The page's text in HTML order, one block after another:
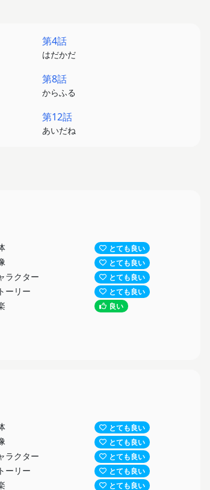
第4話
はだかだ
第8話
からふる
第12話
あいだね
とても良い
とても良い
ラクター とても良い
ーリー とても良い
良い
とても良い
とても良い
ラクター とても良い
ーリー とても良い
とても良い